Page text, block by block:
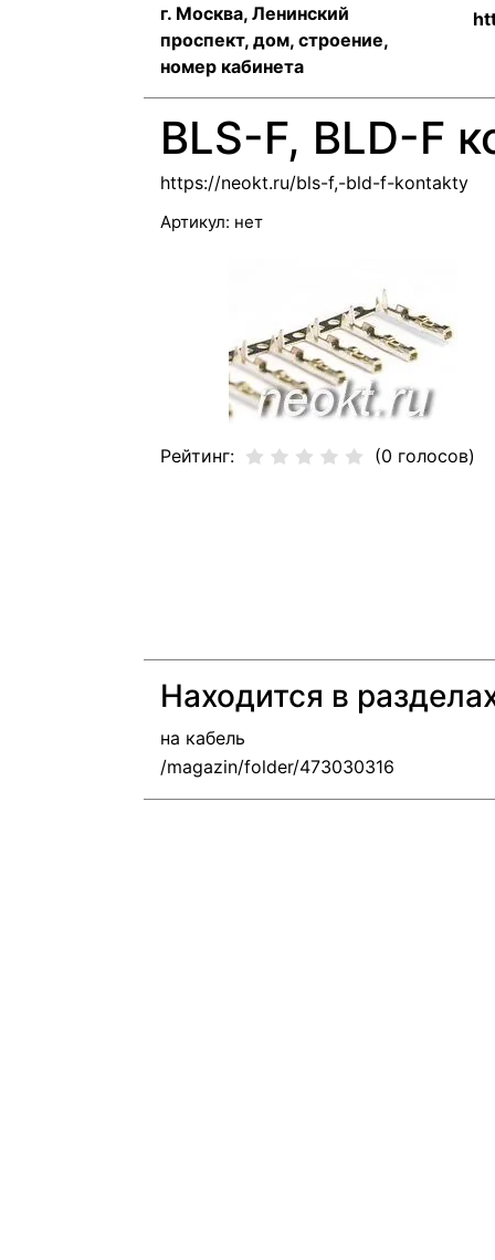
г. Москва, Ленинский
проспект, дом, строение,
номер кабинета
BLS-F, BLD-F
https://neokt.ru/bls-f,-bld-f-kontakty
Артикул: нет
Рейтинг: (0 голосов)
Находится в
на кабель